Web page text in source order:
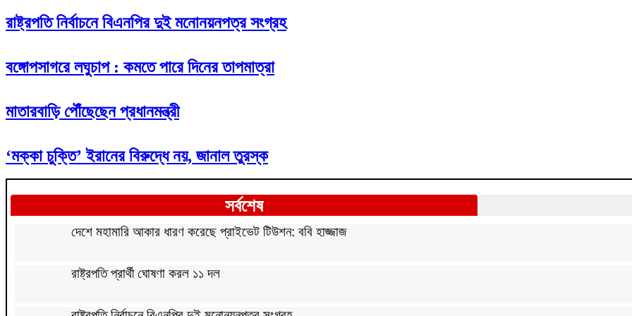
রাষ্ট্রপতি নির্বাচনে বিএনপির দুই মনোনয়নপত্র সংগ্রহ
বঙ্গোপসাগরে লঘুচাপ : কমতে পারে দিনের তাপমাত্রা
মাতারবাড়ি পৌঁছেছেন প্রধানমন্ত্রী
‘মক্কা চুক্তি’ ইরানের বিরুদ্ধে নয়, জানাল তুরস্ক
সর্বশেষ
দেশে মহামারি আকার ধারণ করেছে প্রাইভেট টিউশন: ববি হাজ্জাজ
রাষ্ট্রপতি প্রার্থী ঘোষণা করল ১১ দল